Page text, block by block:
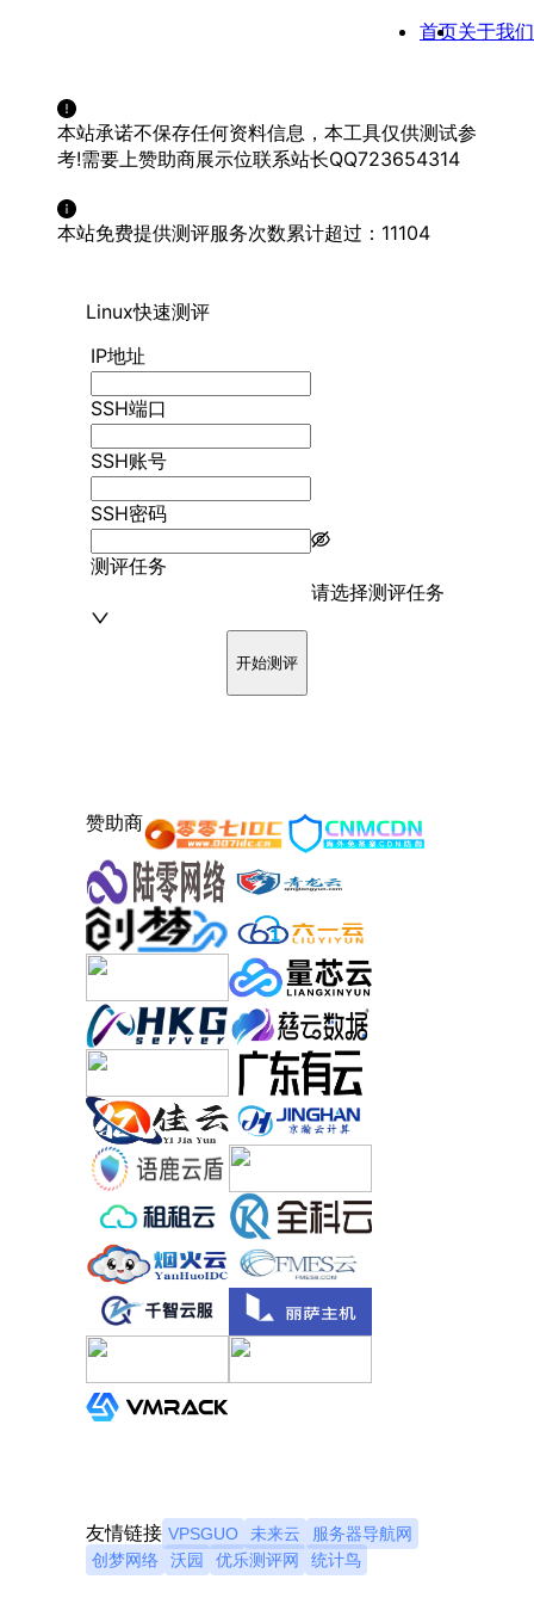
首页关于我们
本站承诺不保存任何资料信息，本工具仅供测试参
考!需要上赞助商展示位联系站长QQ723654314
本站免费提供测评服务次数累计超过：11104
Linux快速测评
IP地址
SSH端口
SSH账号
SSH密码
测评任务
请选择测评任务
开始测评
赞助商
友情链接 VPSGUO 未来云
服务器导航网
创梦网络
沃园 优乐测评网 统计鸟